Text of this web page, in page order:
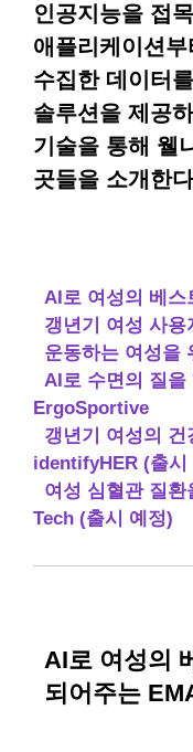
인공지능을 접
애플리케이션
수집한 데이터
솔루션을 제공
기술을 통해 웰
곳들을 소개한
AI로 여성의 베스
갱년기 여성 사
운동하는 여성을
AI로 수면의 질을
ErgoSportive
갱년기 여성의 건
identifyHER (출시
여성 심혈관 질
Tech (출시 예정)
AI로 여성의
되어주는